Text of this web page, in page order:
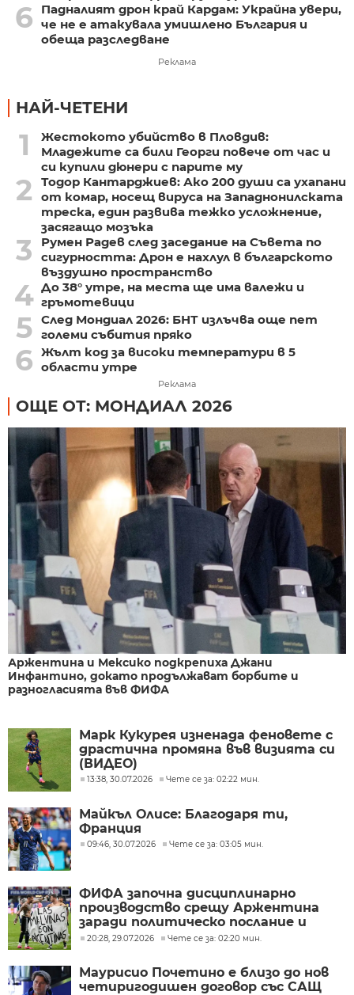
6
Падналият дрон край Кардам: Украйна увери,
че не е атакувала умишлено България и
обеща разследване
Реклама
НАЙ-ЧЕТЕНИ
1
Жестокото убийство в Пловдив:
Младежите са били Георги повече от час и
си купили дюнери с парите му
2
Тодор Кантарджиев: Ако 200 души са ухапани
от комар, носещ вируса на Западнонилската
треска, един развива тежко усложнение,
засягащо мозъка
3
Румен Радев след заседание на Съвета по
сигурността: Дрон е нахлул в българското
въздушно пространство
4 До 38° утре, на места ще има валежи и
гръмотевици
5 След Мондиал 2026: БНТ излъчва още пет
големи събития пряко
6 Жълт код за високи температури в 5
области утре
Реклама
ОЩЕ ОТ: МОНДИАЛ 2026
Аржентина и Мексико подкрепиха Джани
Инфантино, докато продължават борбите и
разногласията във ФИФА
Марк Кукурея изненада феновете с
драстична промяна във визията си
(ВИДЕО)
13:38, 30.07.2026 Чете се за: 02:22 мин.
Майкъл Олисе: Благодаря ти,
Франция
09:46, 30.07.2026 Чете се за: 03:05 мин.
ФИФА започна дисциплинарно
производство срещу Аржентина
заради политическо послание и
ексцесии на Мондиал 2026
20:28, 29.07.2026 Чете се за: 02:20 мин.
Маурисио Почетино е близо до нов
четиригодишен договор със САЩ